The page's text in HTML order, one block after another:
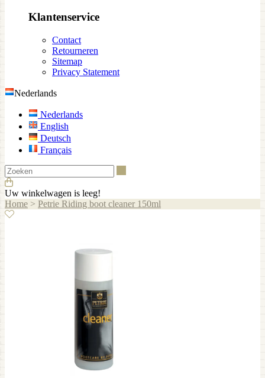
Klantenservice
Contact
Retourneren
Sitemap
Privacy Statement
Nederlands
Nederlands
English
Deutsch
Français
Uw winkelwagen is leeg!
Home > Petrie Riding boot cleaner 150ml